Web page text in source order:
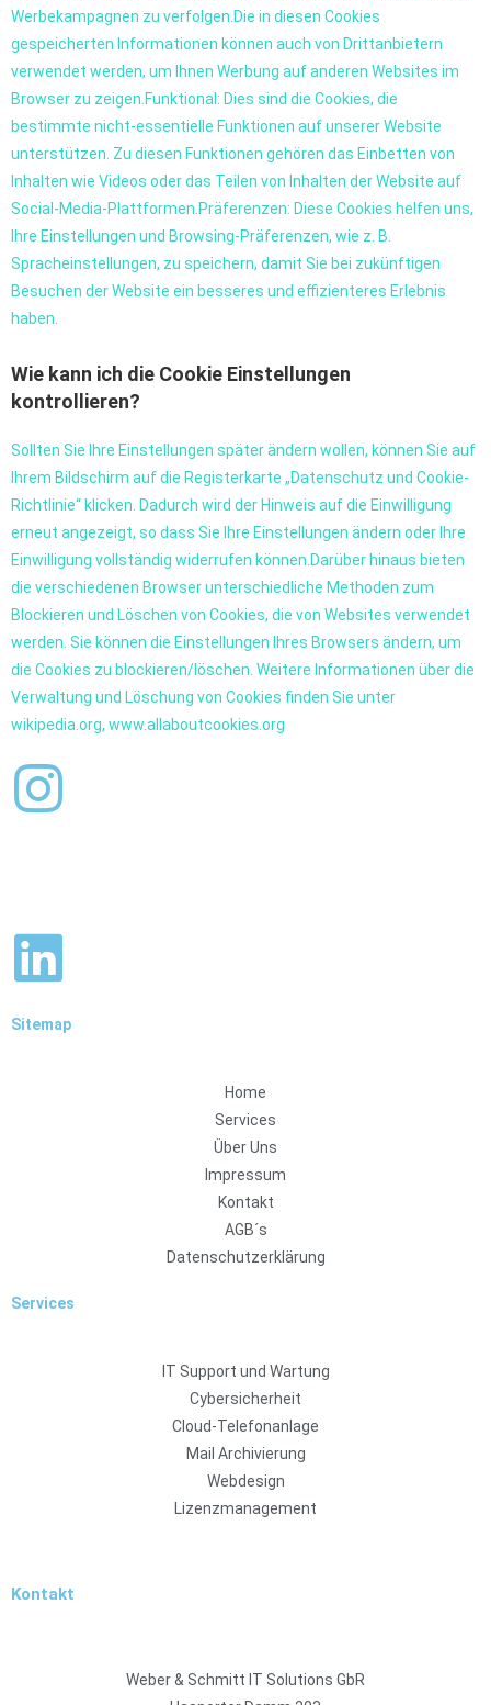
Werbekampagnen zu verfolgen.Die in diesen Cookies
gespeicherten Informationen können auch von Drittanbietern
verwendet werden, um Ihnen Werbung auf anderen Websites im
Browser zu zeigen.Funktional: Dies sind die Cookies, die
bestimmte nicht-essentielle Funktionen auf unserer Website
unterstützen. Zu diesen Funktionen gehören das Einbetten von
Inhalten wie Videos oder das Teilen von Inhalten der Website auf
Social-Media-Plattformen.Präferenzen: Diese Cookies helfen uns,
Ihre Einstellungen und Browsing-Präferenzen, wie z. B.
Spracheinstellungen, zu speichern, damit Sie bei zukünftigen
Besuchen der Website ein besseres und effizienteres Erlebnis
haben.
Wie kann ich die Cookie Einstellungen
kontrollieren?
Sollten Sie Ihre Einstellungen später ändern wollen, können Sie auf
Ihrem Bildschirm auf die Registerkarte „Datenschutz und Cookie-
Richtlinie“ klicken. Dadurch wird der Hinweis auf die Einwilligung
erneut angezeigt, so dass Sie Ihre Einstellungen ändern oder Ihre
Einwilligung vollständig widerrufen können.Darüber hinaus bieten
die verschiedenen Browser unterschiedliche Methoden zum
Blockieren und Löschen von Cookies, die von Websites verwendet
werden. Sie können die Einstellungen Ihres Browsers ändern, um
die Cookies zu blockieren/löschen. Weitere Informationen über die
Verwaltung und Löschung von Cookies finden Sie unter
wikipedia.org, www.allaboutcookies.org
Sitemap
Home
Services
Über Uns
Impressum
Kontakt
AGB´s
Datenschutzerklärung
Services
IT Support und Wartung
Cybersicherheit
Cloud-Telefonanlage
Mail Archivierung
Webdesign
Lizenzmanagement
Kontakt
Weber & Schmitt IT Solutions GbR